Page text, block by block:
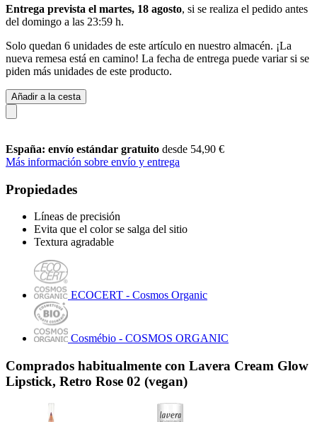
Entrega prevista el martes, 18 agosto, si se realiza el pedido antes
del domingo a las 23:59 h.
Solo quedan 6 unidades de este artículo en nuestro almacén. ¡La
nueva remesa está en camino! La fecha de entrega puede variar si se
piden más unidades de este producto.
Añadir a la cesta
España: envío estándar gratuito desde 54,90 €
Más información sobre envío y entrega
Propiedades
Líneas de precisión
Evita que el color se salga del sitio
Textura agradable
ECOCERT - Cosmos Organic
Cosmébio - COSMOS ORGANIC
Comprados habitualmente con Lavera Cream Glow
Lipstick, Retro Rose 02 (vegan)